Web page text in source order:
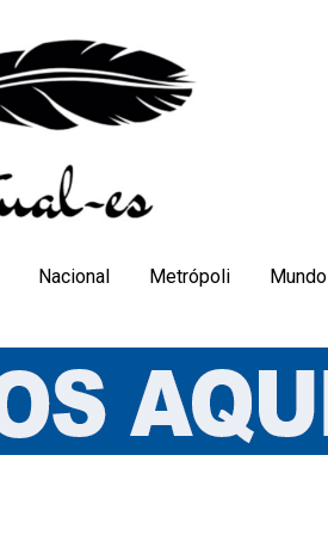
Nacional Metrópoli Mundo